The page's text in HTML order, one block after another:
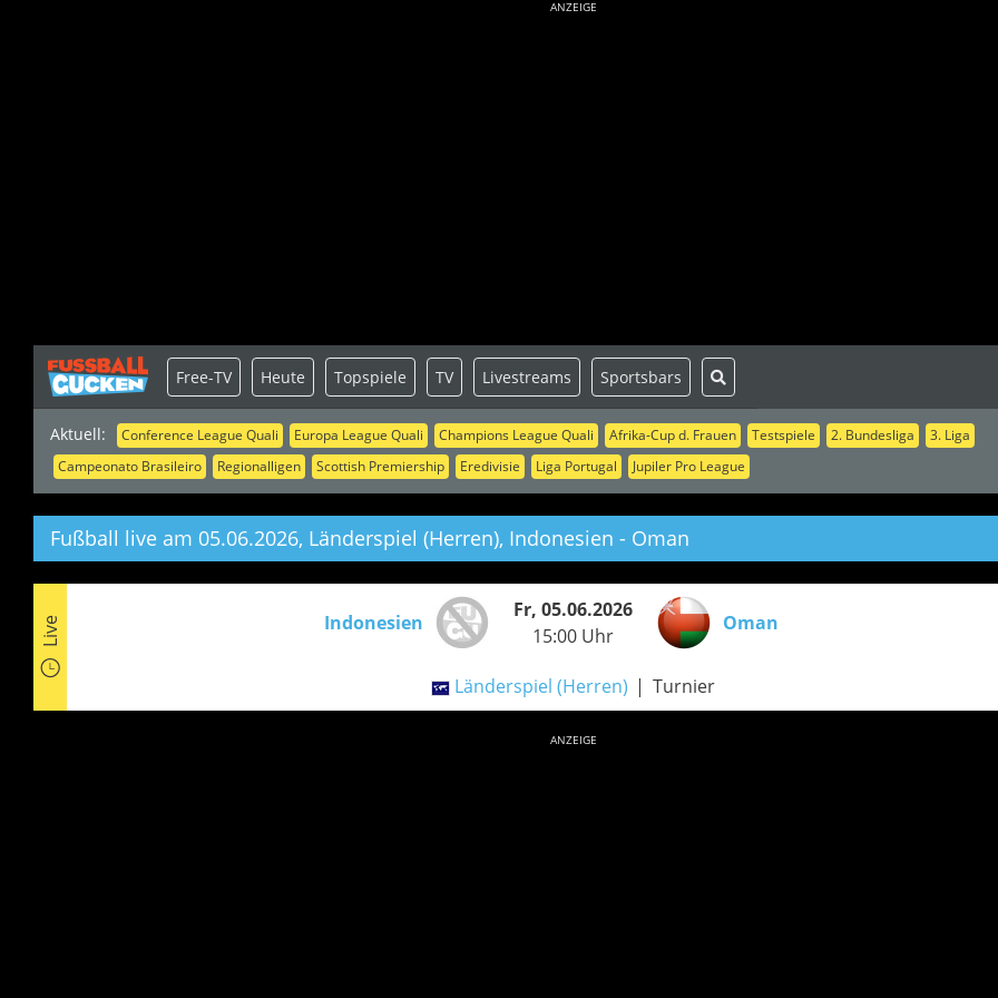
ANZEIGE
Aktuell: Conference League Quali Europa League Quali Champions League Quali Afrika-Cup d. Frauen Testspiele 2. Bundesliga
3. Liga
Campeonato Brasileiro
Regionalligen Scottish Premiership Eredivisie Liga Portugal Jupiler Pro League
Free-TV Heute Topspiele TV Livestreams Sportsbars
Fußball live am 05.06.2026, Länderspiel (Herren), Indonesien - Oman
Live Indonesien
Fr, 05.06.2026
15:00 Uhr
Oman
Länderspiel (Herren) Turnier
ANZEIGE